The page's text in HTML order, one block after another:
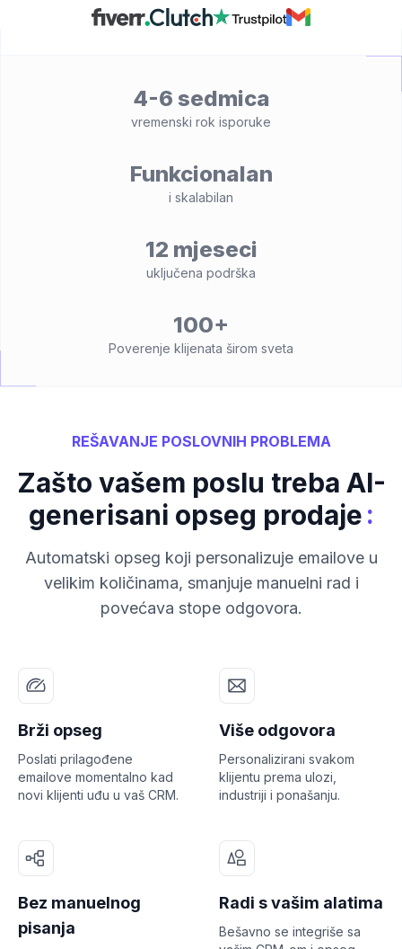
4-6 sedmica
vremenski rok isporuke
Funkcionalan
i skalabilan
12 mjeseci
uključena podrška
100+
Poverenje klijenata širom sveta
REŠAVANJE POSLOVNIH PROBLEMA
Zašto vašem poslu treba AI-
generisani opseg prodaje:
Automatski opseg koji personalizuje emailove u
velikim količinama, smanjuje manuelni rad i
povećava stope odgovora.
Brži opseg
Poslati prilagođene
emailove momentalno kad
novi klijenti uđu u vaš CRM.
Više odgovora
Personalizirani svakom
klijentu prema ulozi,
industriji i ponašanju.
Bez manuelnog
pisanja
Radi s vašim alatima
Bešavno se integriše sa